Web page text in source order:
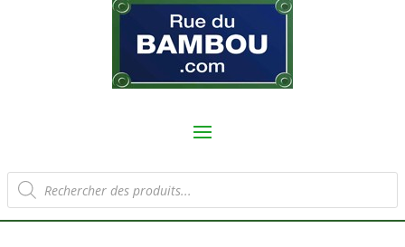
Recherche
de
produits